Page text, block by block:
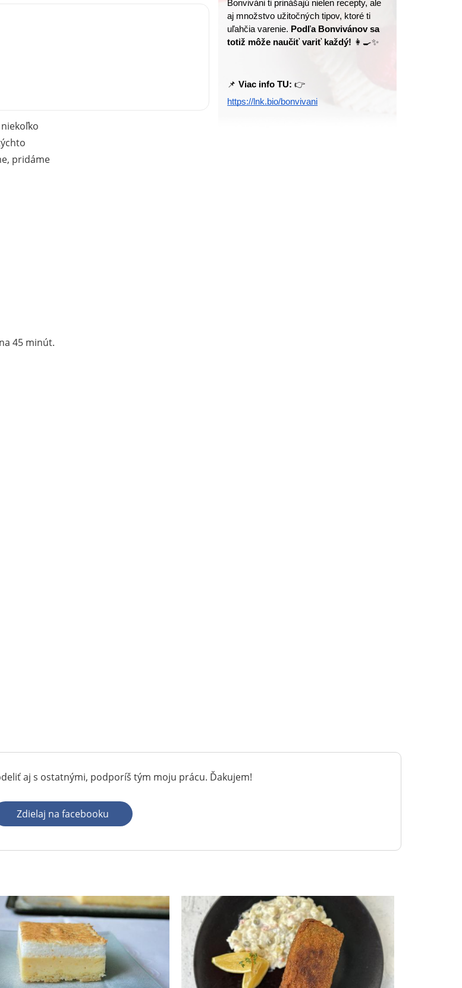
pridáme
45 minút.
Bonviváni ti prinášajú nielen recepty, ale
aj množstvo užitočných tipov, ktoré ti
uľahčia varenie. Podľa Bonvivánov sa
totiž môže naučiť variť každý! 👩‍🍳✨
📌 Viac info TU:
https://lnk.bio/bonvivani
aj s ostatnými, podporíš tým moju prácu. Ďakujem!
Zdielaj na facebooku